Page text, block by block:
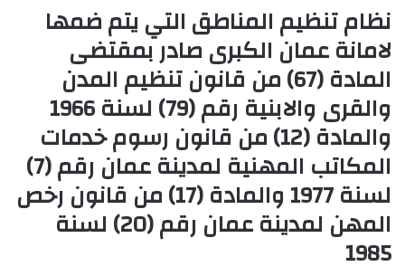
نظام تنظيم المناطق التي يتم ضمها
لامانة عمان الكبرى صادر بمقتضى
المادة (67) من قانون تنظيم المدن
والقرى والابنية رقم (79) لسنة 1966
والمادة (12) من قانون رسوم خدمات
المكاتب المهنية لمدينة عمان رقم (7)
لسنة 1977 والمادة (17) من قانون رخص
المهن لمدينة عمان رقم (20) لسنة
1985